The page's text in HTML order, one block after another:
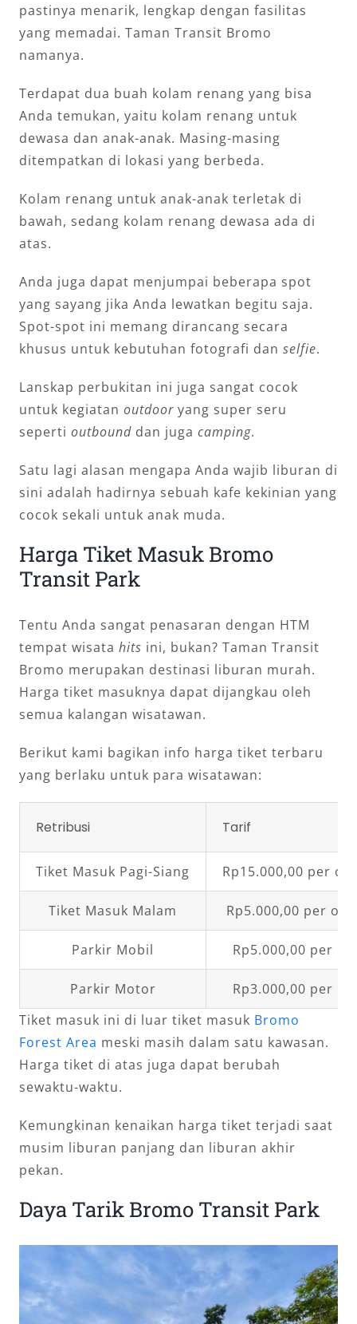
pastinya menarik, lengkap dengan fasilitas
yang memadai. Taman Transit Bromo
namanya.
Terdapat dua buah kolam renang yang bisa
Anda temukan, yaitu kolam renang untuk
dewasa dan anak-anak. Masing-masing
ditempatkan di lokasi yang berbeda.
Kolam renang untuk anak-anak terletak di
bawah, sedang kolam renang dewasa ada di
atas.
Anda juga dapat menjumpai beberapa spot
yang sayang jika Anda lewatkan begitu saja.
Spot-spot ini memang dirancang secara
khusus untuk kebutuhan fotografi dan selfie.
Lanskap perbukitan ini juga sangat cocok
untuk kegiatan outdoor yang super seru
seperti outbound dan juga camping.
Satu lagi alasan mengapa Anda wajib liburan di
sini adalah hadirnya sebuah kafe kekinian yang
cocok sekali untuk anak muda.
Harga Tiket Masuk Bromo
Transit Park
Tentu Anda sangat penasaran dengan HTM
tempat wisata hits ini, bukan? Taman Transit
Bromo merupakan destinasi liburan murah.
Harga tiket masuknya dapat dijangkau oleh
semua kalangan wisatawan.
Berikut kami bagikan info harga tiket terbaru
yang berlaku untuk para wisatawan:
Retribusi Tarif
Tiket Masuk Pagi-Siang Rp15.000,00 per
Tiket Masuk Malam Rp5.000,00 per
Parkir Mobil Rp5.000,00 per
Parkir Motor
Rp3.000,00 per
Tiket masuk ini di luar tiket masuk Bromo
Forest Area meski masih dalam satu kawasan.
Harga tiket di atas juga dapat berubah
sewaktu-waktu.
Kemungkinan kenaikan harga tiket terjadi saat
musim liburan panjang dan liburan akhir
pekan.
Daya Tarik Bromo Transit Park